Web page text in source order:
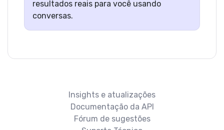
resultados reais para você usando
conversas.
Insights e atualizações
Documentação da API
Fórum de sugestões